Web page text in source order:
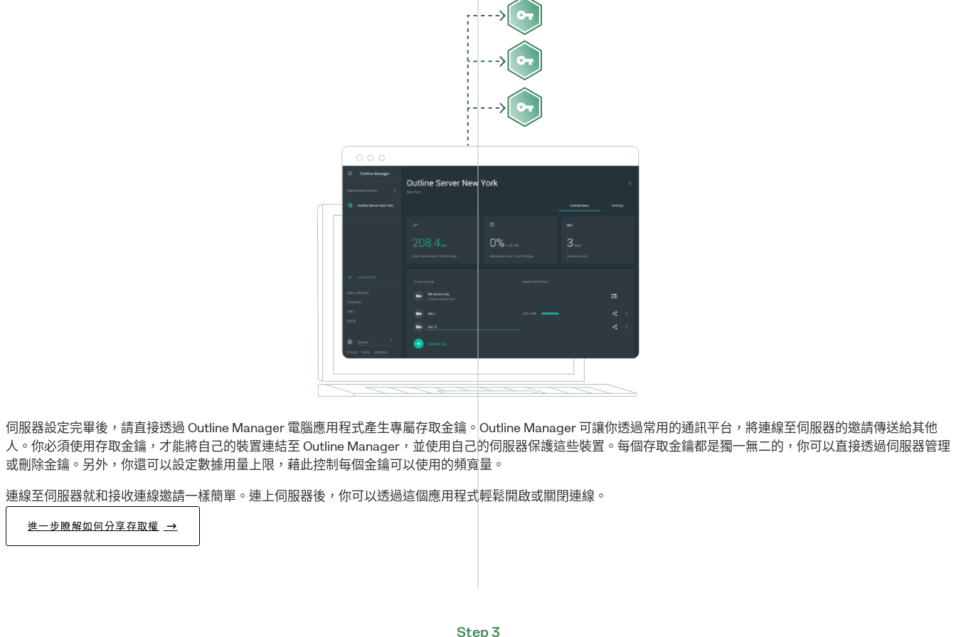
伺服器設定完畢後，請直接透過 Outline Manager 電腦應用程式產生專屬存取金鑰。Outline Manager 可讓你透過常用的通訊平台，將連線至伺服器的邀請傳送給其他
人。你必須使用存取金鑰，才能將自己的裝置連結至 Outline Manager，並使用自己的伺服器保護這些裝置。每個存取金鑰都是獨一無二的，你可以直接透過伺服器管理
或刪除金鑰。另外，你還可以設定數據用量上限，藉此控制每個金鑰可以使用的頻寬量。
連線至伺服器就和接收連線邀請一樣簡單。連上伺服器後，你可以透過這個應用程式輕鬆開啟或關閉連線。
進一步瞭解如何分享存取權
Step 3